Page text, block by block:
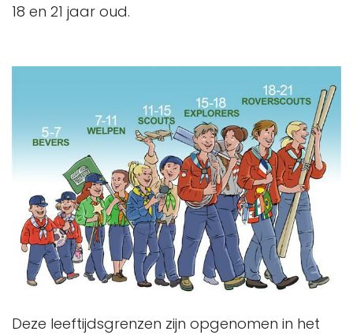
18 en 21 jaar oud.
Deze leeftijdsgrenzen zijn opgenomen in het